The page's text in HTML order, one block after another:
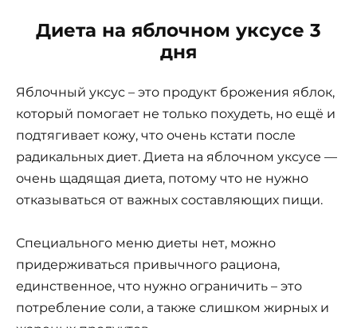
Диета на яблочном уксусе 3
дня
Яблочный уксус – это продукт брожения яблок,
который помогает не только похудеть, но ещё и
подтягивает кожу, что очень кстати после
радикальных диет. Диета на яблочном уксусе —
очень щадящая диета, потому что не нужно
отказываться от важных составляющих пищи.
Специального меню диеты нет, можно
придерживаться привычного рациона,
единственное, что нужно ограничить – это
потребление соли, а также слишком жирных и